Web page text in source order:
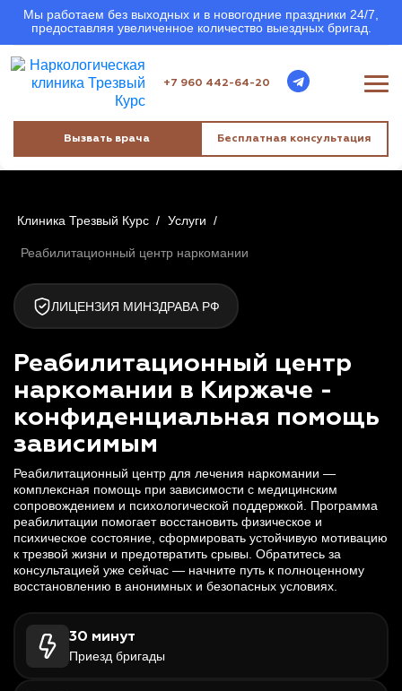
Мы работаем без выходных и в новогодние праздники 24/7,
предоставляя увеличенное количество выездных бригад.
+7 960 442-64-20
Вызвать врача Бесплатная консультация
Клиника Трезвый Курс / Услуги /
Реабилитационный центр наркомании
ЛИЦЕНЗИЯ МИНЗДРАВА РФ
Реабилитационный центр
наркомании в Киржаче -
конфиденциальная помощь
зависимым
Реабилитационный центр для лечения наркомании —
комплексная помощь при зависимости с медицинским
сопровождением и психологической поддержкой. Программа
реабилитации помогает восстановить физическое и
психическое состояние, сформировать устойчивую мотивацию
к трезвой жизни и предотвратить срывы. Обратитесь за
консультацией уже сейчас — начните путь к полноценному
восстановлению в анонимных и безопасных условиях.
30 минут
Приезд бригады